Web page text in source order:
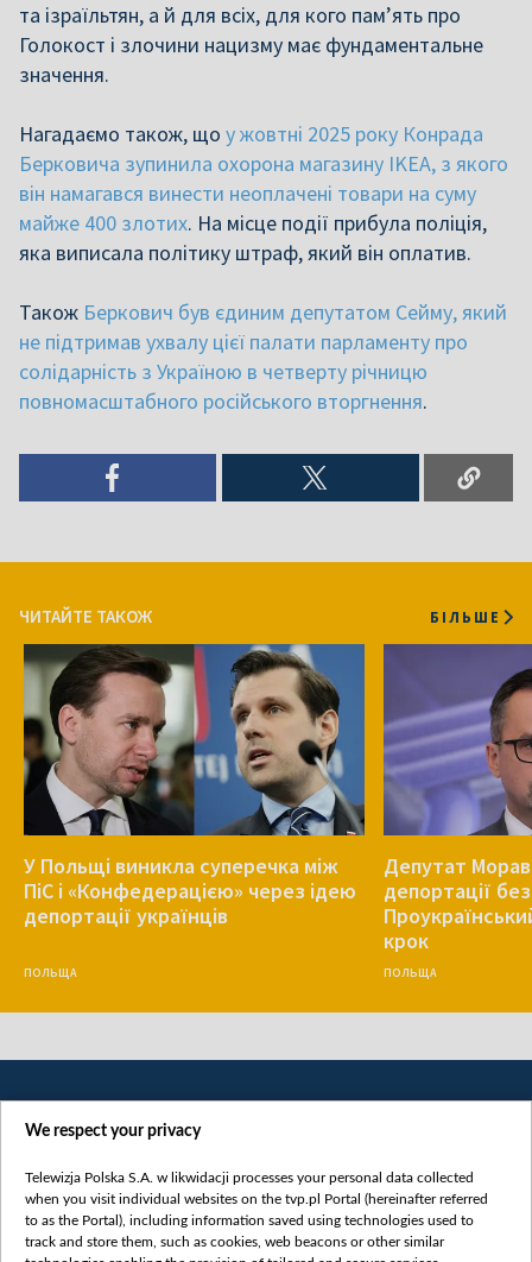
та ізраїльтян, а й для всіх, для кого пам’ять про
Голокост і злочини нацизму має фундаментальне
значення.
Нагадаємо також, що у жовтні 2025 року Конрада
Берковича зупинила охорона магазину IKEA, з якого
він намагався винести неоплачені товари на суму
майже 400 злотих. На місце події прибула поліція,
яка виписала політику штраф, який він оплатив.
Також Беркович був єдиним депутатом Сейму, який
не підтримав ухвалу цієї палати парламенту про
солідарність з Україною в четверту річницю
повномасштабного російського вторгнення.
ЧИТАЙТЕ ТАКОЖ БІЛЬШЕ
У Польщі виникла суперечка між
ПіС і «Конфедерацією» через ідею
депортації українців
ПОЛЬЩА
Депутат
депортації
крок
ПОЛЬЩА
Категорії
We respect your privacy
Telewizja Polska S.A. w likwidacji processes your personal data collected
when you visit individual websites on the tvp.pl Portal (hereinafter referred
to as the Portal), including information saved using technologies used to
track and store them, such as cookies, web beacons or other similar